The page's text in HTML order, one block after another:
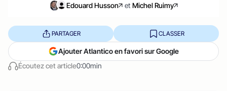
Edouard Husson et Michel Ruimy
Écoutez cet article0:00min
PARTAGER CLASSER
Ajouter Atlantico en favori sur Google